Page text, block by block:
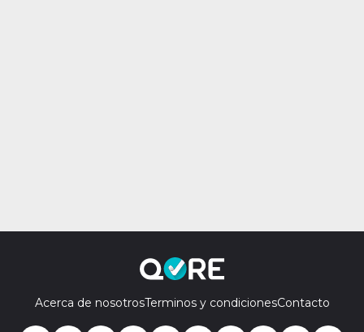
Acerca de nosotrosTerminos y condicionesContacto